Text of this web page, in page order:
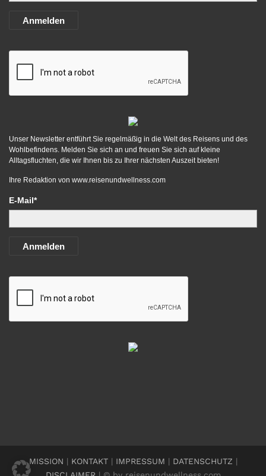
Anmelden
Unser Newsletter entführt Sie regelmäßig in die Welt des Reisens und des
Wohlbefindens. Melden Sie sich an und freuen Sie sich auf kleine
Alltagsfluchten, die wir Ihnen bis zu Ihrer nächsten Auszeit bieten!
Ihre Redaktion von www.reisenundwellness.com
E-Mail*
Anmelden
MISSION | KONTAKT| IMPRESSUM | DATENSCHUTZ |